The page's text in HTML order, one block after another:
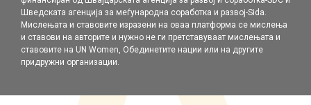
Шведската агенција за меѓународна соработка и развој-Sida.
Мислењата и ставовите изразени на оваа платформа се мислења
и ставови на авторите и нужно не ги претставуваат мислењата и
ставовите на UN Women, Обединетите нации или на другите
придружни организации.